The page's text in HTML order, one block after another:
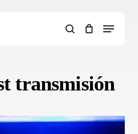
search
Menu
transmisión